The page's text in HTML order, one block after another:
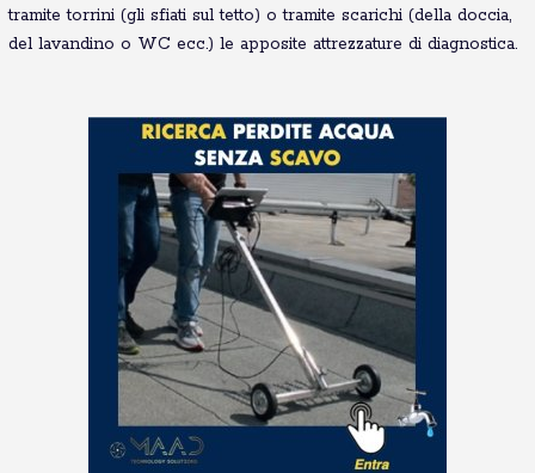
tramite torrini (gli sfiati sul tetto) o tramite scarichi (della doccia,
del lavandino o WC ecc.) le apposite attrezzature di diagnostica.